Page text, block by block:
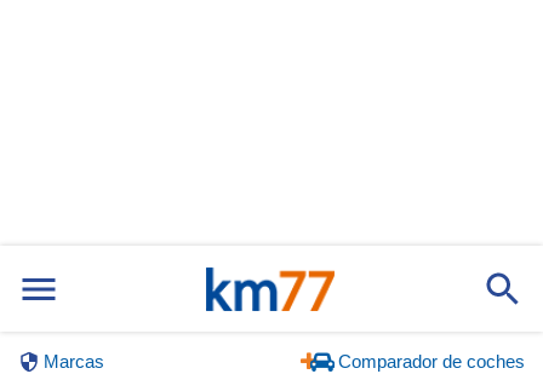
Marcas Comparador de coches